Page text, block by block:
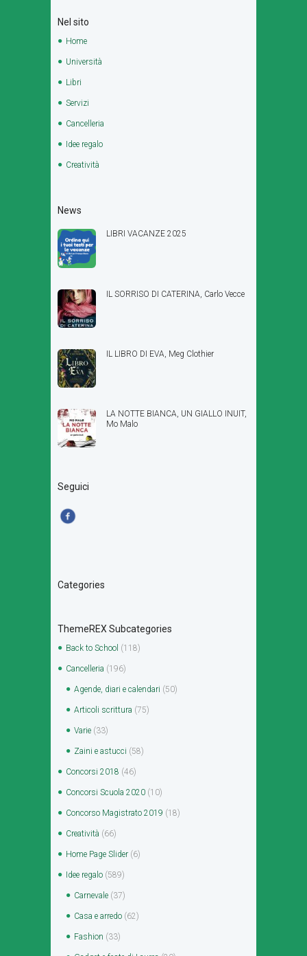
Nel sito
Home
Università
Libri
Servizi
Cancelleria
Idee regalo
Creatività
News
LIBRI VACANZE 2025
IL SORRISO DI CATERINA, Carlo Vecce
IL LIBRO DI EVA, Meg Clothier
LA NOTTE BIANCA, UN GIALLO INUIT,
Mo Malo
Seguici
Categories
ThemeREX Subcategories
Back to School (118)
Cancelleria (196)
Agende, diari e calendari (50)
Articoli scrittura (75)
Varie (33)
Zaini e astucci (58)
Concorsi 2018 (46)
Concorsi Scuola 2020 (10)
Concorso Magistrato 2019 (18)
Creatività (66)
Home Page Slider (6)
Idee regalo (589)
Carnevale (37)
Casa e arredo (62)
Fashion (33)